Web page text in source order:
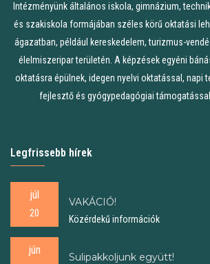
Intézményünk általános iskola, gimnázium,
és szakiskola formájában széles körű oktatási
ágazatban, például kereskedelem, turizmus-
élelmiszeripar területén. A képzések egyéni
oktatásra épülnek, idegen nyelvi oktatással, napi
fejlesztő és gyógypedagógiai
Legfrissebb hírek
júl
20
VAKÁCIÓ!
Közérdekű információk
jún
Sulipakkoljunk együtt!